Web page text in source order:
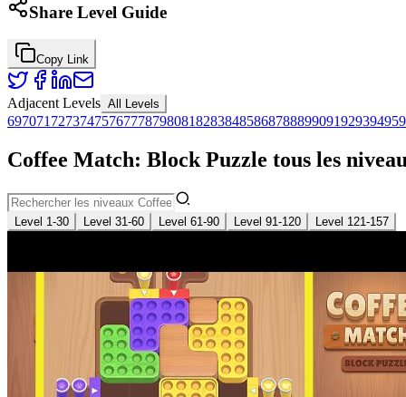
Share Level Guide
Copy Link
Adjacent Levels All Levels
697071 727374757677787980818283848586878889909192939495
Coffee Match: Block Puzzle tous les
Level 1-30 Level 31-60 Level 61-90 Level 91-120 Level 121-157